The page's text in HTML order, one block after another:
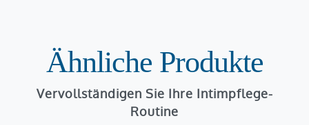
Ähnliche Produkte
Vervollständigen Sie Ihre Intimpflege-
Routine